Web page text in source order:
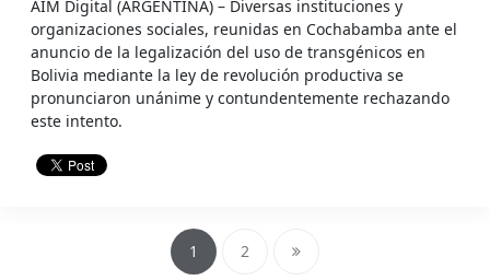
AIM Digital (ARGENTINA) – Diversas instituciones y
organizaciones sociales, reunidas en Cochabamba ante el
anuncio de la legalización del uso de transgénicos en
Bolivia mediante la ley de revolución productiva se
pronunciaron unánime y contundentemente rechazando
este intento.
1 2